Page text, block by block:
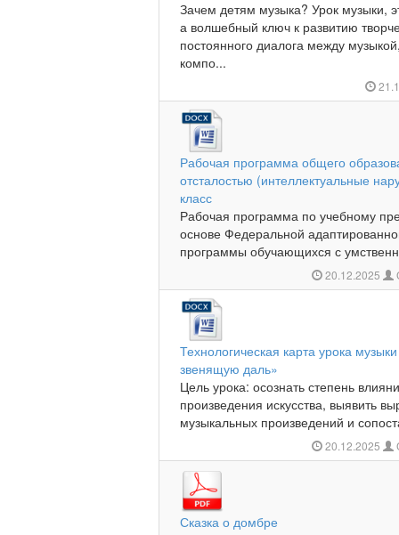
Зачем детям музыка? Урок музыки,
а волшебный ключ к развитию
постоянного диалога между
компо...
Рабочая программа общего
отсталостью (интеллектуальные
класс
Рабочая программа по учебному
основе Федеральной
программы обучающихся с
20.12.2025
Технологическая карта урока
звенящую даль»
Цель урока: осознать степень
произведения искусства, выявить
музыкальных произведений и
20.12.2025
Сказка о домбре